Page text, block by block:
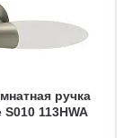
ручка
113HWA